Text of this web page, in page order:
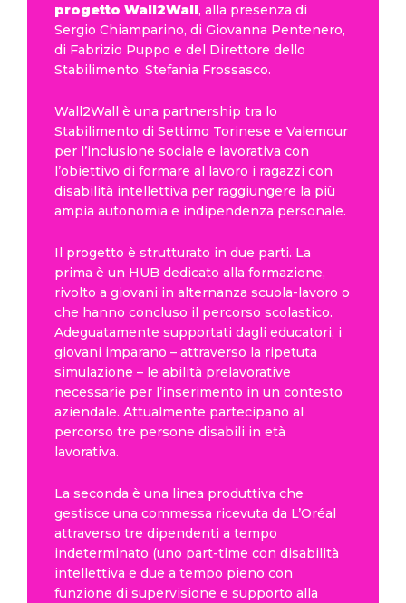
progetto Wall2Wall, alla presenza di
Sergio Chiamparino, di Giovanna Pentenero,
di Fabrizio Puppo e del Direttore dello
Stabilimento, Stefania Frossasco.
Wall2Wall è una partnership tra lo
Stabilimento di Settimo Torinese e Valemour
per l’inclusione sociale e lavorativa con
l’obiettivo di formare al lavoro i ragazzi con
disabilità intellettiva per raggiungere la più
ampia autonomia e indipendenza personale.
Il progetto è strutturato in due parti. La
prima è un HUB dedicato alla formazione,
rivolto a giovani in alternanza scuola-lavoro o
che hanno concluso il percorso scolastico.
Adeguatamente supportati dagli educatori, i
giovani imparano – attraverso la ripetuta
simulazione – le abilità prelavorative
necessarie per l’inserimento in un contesto
aziendale. Attualmente partecipano al
percorso tre persone disabili in età
lavorativa.
La seconda è una linea produttiva che
gestisce una commessa ricevuta da L’Oréal
attraverso tre dipendenti a tempo
indeterminato (uno part-time con disabilità
intellettiva e due a tempo pieno con
funzione di supervisione e supporto alla